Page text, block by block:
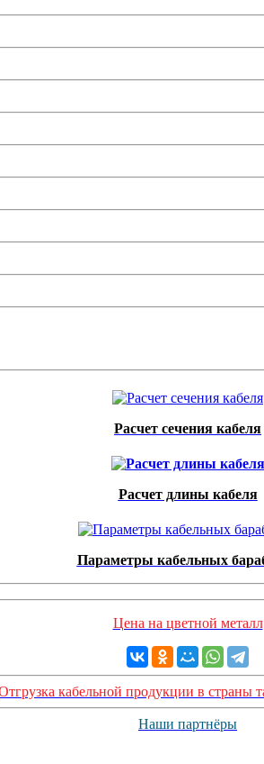
Расчет сечения кабеля
Расчет длины кабеля
Параметры кабельных
Цена на цветной металл
кабельной продукции в страны
Наши партнёры